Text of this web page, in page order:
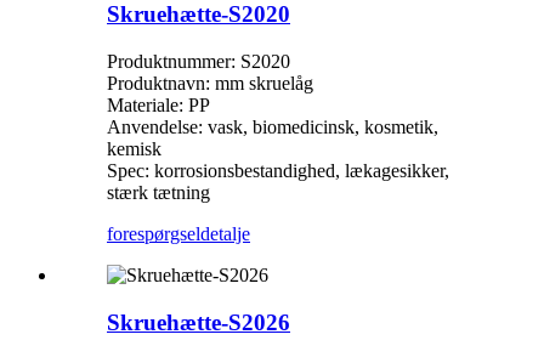
Skruehætte-S2020
Produktnummer: S2020
Produktnavn: mm skruelåg
Materiale: PP
Anvendelse: vask, biomedicinsk, kosmetik,
kemisk
Spec: korrosionsbestandighed, lækagesikker,
stærk tætning
forespørgseldetalje
Skruehætte-S2026